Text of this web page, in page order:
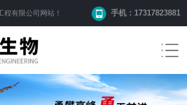
程有限公司 网站！ 手机：17317823881